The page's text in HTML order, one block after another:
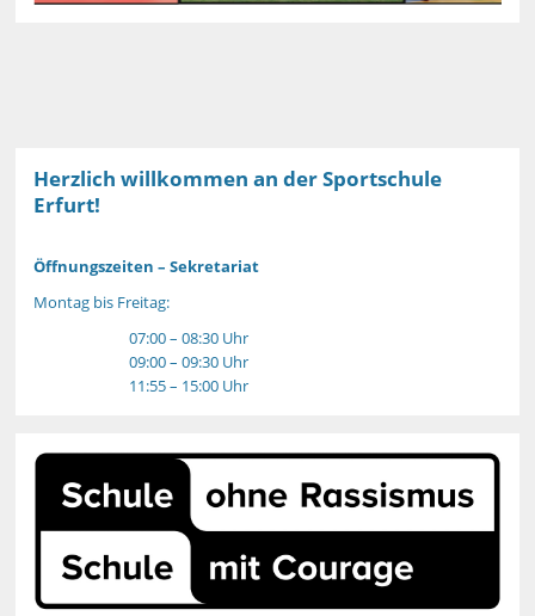
Herzlich willkommen an der Sportschule
Erfurt!
Öffnungszeiten – Sekretariat
Montag bis Freitag:
07:00 – 08:30 Uhr
09:00 – 09:30 Uhr
11:55 – 15:00 Uhr